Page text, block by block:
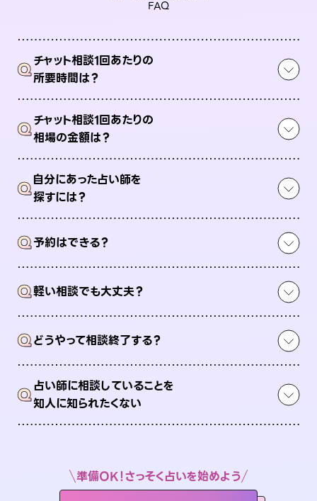
FAQ
Qチャット相談1回あたりの
所要時間は？
Qチャット相談1回あたりの
相場の金額は？
Q自分にあった占い師を
探すには？
Q予約はできる？
Q軽い相談でも大丈夫？
Qどうやって相談終了する？
Q占い師に相談していることを
知人に知られたくない
準備OK！さっそく占いを始めよう